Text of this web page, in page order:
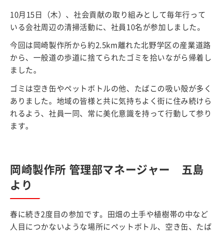
10月15日（木）、社会貢献の取り組みとして毎年行って
いる会社周辺の清掃活動に、社員10名が参加しました。
今回は岡崎製作所から約2.5km離れた北野学区の産業道路
から、一般道の歩道に捨てられたゴミを拾いながら帰着し
ました。
ゴミは空き缶やペットボトルの他、たばこの吸い殻が多く
ありました。地域の皆様と共に気持ちよく街に住み続けら
れるよう、社員一同、常に美化意識を持って行動して参り
ます。
岡崎製作所 管理部マネージャー 五島
より
春に続き2度目の参加です。田畑の土手や植樹帯の中など
人目につかないような場所にペットボトル、空き缶、たば